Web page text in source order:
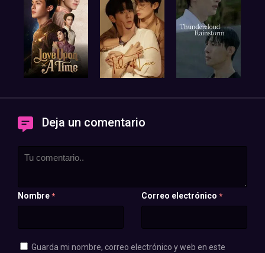
Deja un comentario
Nombre * Correo electrónico *
Guarda mi nombre, correo electrónico y web en este